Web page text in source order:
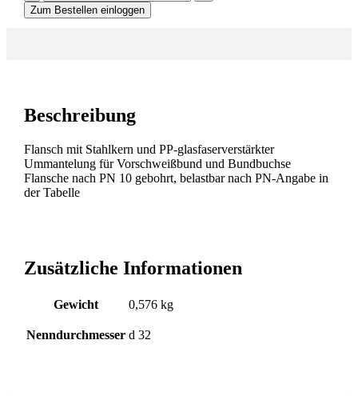
Zum Bestellen einloggen
Beschreibung
Flansch mit Stahlkern und PP-glasfaserverstärkter
Ummantelung für Vorschweißbund und Bundbuchse
Flansche nach PN 10 gebohrt, belastbar nach PN-Angabe in
der Tabelle
Zusätzliche Informationen
Gewicht 0,576 kg
Nenndurchmesser d 32